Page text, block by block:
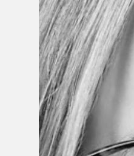
↗
de sports et autres.